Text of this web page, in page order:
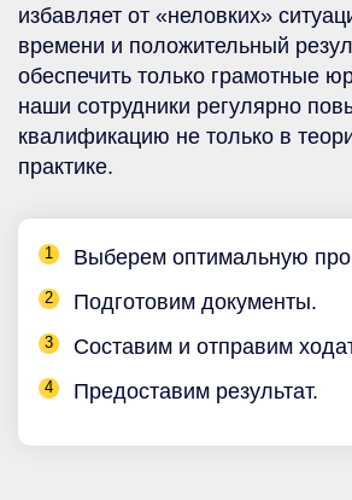
избавляет от «неловких»
времени и положительный
обеспечить только грамотные
наши сотрудники регулярно
квалификацию не только в
практике.
Выберем оптимальную
Подготовим документы.
Составим и отправим
Предоставим результат.